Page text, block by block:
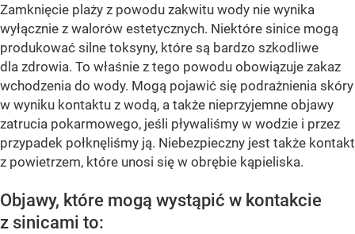
Zamknięcie plaży z powodu zakwitu wody nie wynika
wyłącznie z walorów estetycznych. Niektóre sinice mogą
produkować silne toksyny, które są bardzo szkodliwe
dla zdrowia. To właśnie z tego powodu obowiązuje zakaz
wchodzenia do wody. Mogą pojawić się podrażnienia skóry
w wyniku kontaktu z wodą, a także nieprzyjemne objawy
zatrucia pokarmowego, jeśli pływaliśmy w wodzie i przez
przypadek połknęliśmy ją. Niebezpieczny jest także kontakt
z powietrzem, które unosi się w obrębie kąpieliska.
Objawy, które mogą wystąpić w kontakcie
z sinicami to: